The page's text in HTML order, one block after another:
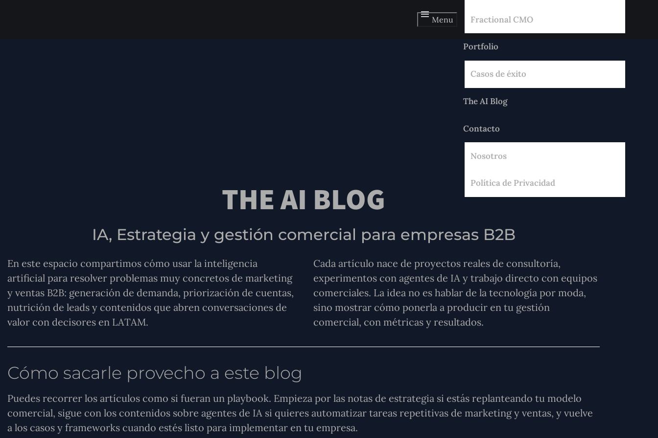
Menu Fractional CMO
Portfolio
Casos de éxito
The AI Blog
Contacto
Nosotros
Política de Privacidad
THE AI BLOG
IA, Estrategia y gestión comercial para empresas B2B
En este espacio compartimos cómo usar la inteligencia
artificial para resolver problemas muy concretos de marketing
y ventas B2B: generación de demanda, priorización de cuentas,
nutrición de leads y contenidos que abren conversaciones de
valor con decisores en LATAM.
Cada artículo nace de proyectos reales de consultoría,
experimentos con agentes de IA y trabajo directo con equipos
comerciales. La idea no es hablar de la tecnología por moda,
sino mostrar cómo ponerla a producir en tu gestión
comercial, con métricas y resultados.
Cómo sacarle provecho a este blog
Puedes recorrer los artículos como si fueran un playbook. Empieza por las notas de estrategia si estás replanteando tu modelo
comercial, sigue con los contenidos sobre agentes de IA si quieres automatizar tareas repetitivas de marketing y ventas, y vuelve
a los casos y frameworks cuando estés listo para implementar en tu empresa.